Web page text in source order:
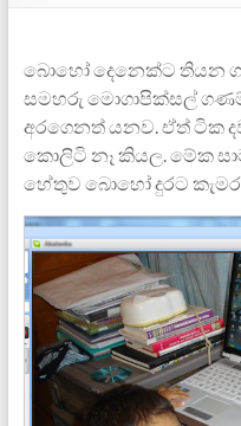
බොහෝ‍ දෙනෙක්ට තියන
සමහරු මොගාපික්සල්
අරගෙනත් යනව. ඒත් ටික
කොලිටි නෑ කියල. මේක
හේතුව බොහෝ දුරට